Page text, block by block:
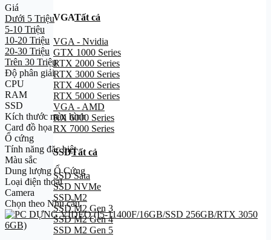
VGATất cả
VGA - Nvidia
GTX 1000 Series
RTX 2000 Series
RTX 3000 Series
RTX 4000 Series
RTX 5000 Series
VGA - AMD
RX 6000 Series
RX 7000 Series
SSDTất cả
SSD Sata
SSD NVMe
SSD M2
SSD M2 Gen 3
SSD M2 Gen 4
SSD M2 Gen 5
Giá
Dưới 5 Triệu
5-10 Triệu
10-20 Triệu
20-30 Triệu
Trên 30 Triệu
Độ phân giải
CPU
RAM
SSD
Kích thước màn hình
Card đồ họa
Ổ cứng
Tính năng đặc biệt
Màu sắc
Dung lượng Ổ Cứng
Loại điện thoại
Camera
Chọn theo Nhu cầu